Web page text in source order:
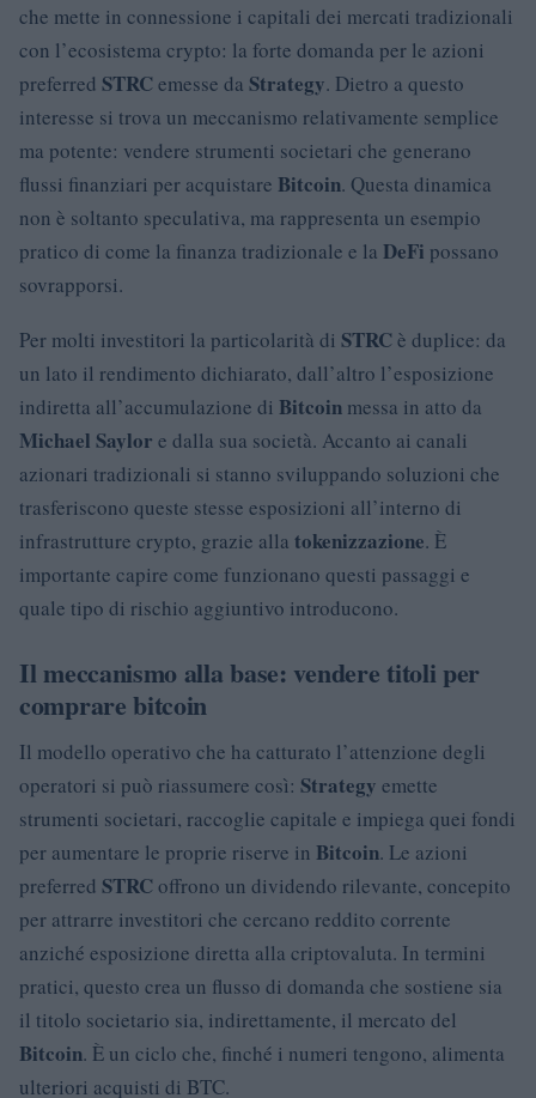
che mette in connessione i capitali dei mercati tradizionali
con l’ecosistema crypto: la forte domanda per le azioni
preferred STRC emesse da Strategy. Dietro a questo
interesse si trova un meccanismo relativamente semplice
ma potente: vendere strumenti societari che generano
flussi finanziari per acquistare Bitcoin. Questa dinamica
non è soltanto speculativa, ma rappresenta un esempio
pratico di come la finanza tradizionale e la DeFi possano
sovrapporsi.
Per molti investitori la particolarità di STRC è duplice: da
un lato il rendimento dichiarato, dall’altro l’esposizione
indiretta all’accumulazione di Bitcoin messa in atto da
Michael Saylor e dalla sua società. Accanto ai canali
azionari tradizionali si stanno sviluppando soluzioni che
trasferiscono queste stesse esposizioni all’interno di
infrastrutture crypto, grazie alla tokenizzazione. È
importante capire come funzionano questi passaggi e
quale tipo di rischio aggiuntivo introducono.
Il meccanismo alla base: vendere titoli per
comprare bitcoin
Il modello operativo che ha catturato l’attenzione degli
operatori si può riassumere così: Strategy emette
strumenti societari, raccoglie capitale e impiega quei fondi
per aumentare le proprie riserve in Bitcoin. Le azioni
preferred STRC offrono un dividendo rilevante, concepito
per attrarre investitori che cercano reddito corrente
anziché esposizione diretta alla criptovaluta. In termini
pratici, questo crea un flusso di domanda che sostiene sia
il titolo societario sia, indirettamente, il mercato del
Bitcoin. È un ciclo che, finché i numeri tengono, alimenta
ulteriori acquisti di BTC.